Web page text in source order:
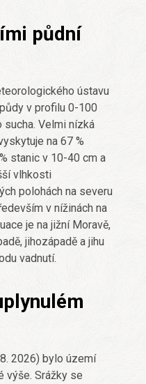
půdní
ústavu
v profilu 0-100
sucha. Velmi nízká
na 67 %
stanic v 10-40 cm a
vlhkosti
polohách na severu
v nížinách na
je na jižní Moravě,
jihozápadě a jihu
vadnutí.
2026) bylo území
výše. Srážky se